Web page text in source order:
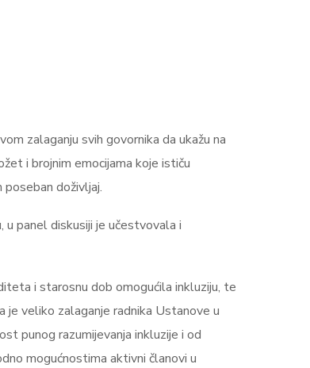
zalaganju svih govornika da ukažu na
i brojnim emocijama koje ističu
doživljaj.
u panel diskusiji je učestvovala i
i starosnu dob omogućila inkluziju, te
veliko zalaganje radnika Ustanove u
punog razumijevanja inkluzije i od
mogućnostima aktivni članovi u